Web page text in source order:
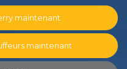
maintenant
maintenant